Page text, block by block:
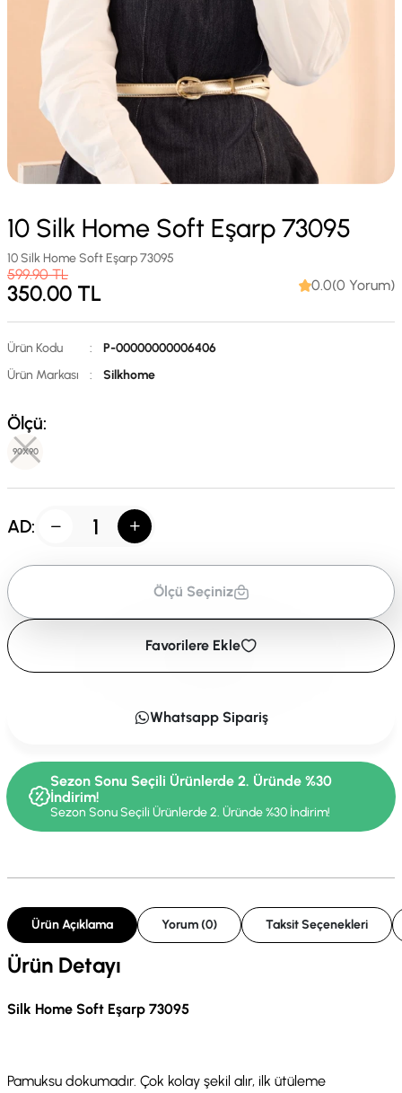
10 Silk Home Soft Eşarp 73095
10 Silk Home Soft Eşarp 73095
599.90TL
350.00 TL 0.0(0 Yorum)
Ürün Kodu :
P-00000000006406
Ürün Markası
: Silkhome
Ölçü:
90X90
AD:
Ölçü Seçiniz
Favorilere Ekle
Whatsapp Sipariş
Sezon Sonu Seçili Ürünlerde 2. Üründe %30
İndirim!
Sezon Sonu Seçili Ürünlerde 2. Üründe %30 İndirim!
Ürün Açıklama Yorum (0) Taksit Seçenekleri
Ürün Detayı
Silk Home Soft Eşarp 73095
Pamuksu dokumadır. Çok kolay şekil alır, ilk ütüleme